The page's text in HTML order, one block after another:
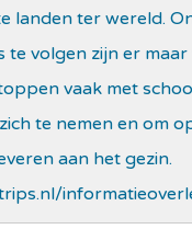
landen ter wereld.
volgen zijn er
vaak met
te nemen en om
aan het gezin.